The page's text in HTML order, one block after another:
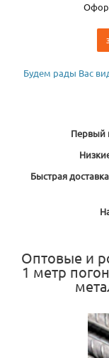
Будем рады Вас
Первый
Быстрая
Оптовые и
1 метр